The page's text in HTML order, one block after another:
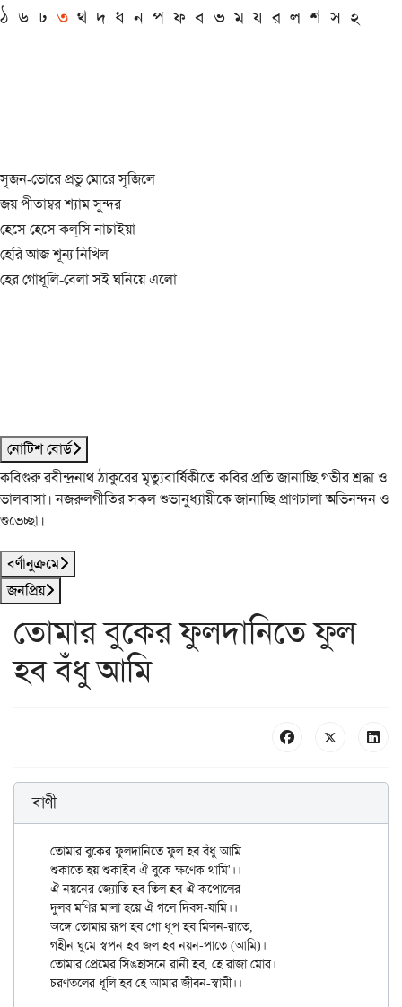
ঠ ড ঢ ত থ দ ধ ন প ফ ব ভ ম য র ল শ স হ
সৃজন-ভোরে প্রভু মোরে সৃজিলে
জয় পীতাম্বর শ্যাম সুন্দর
হেসে হেসে কল্‌সি নাচাইয়া
হেরি আজ শূন্য নিখিল
হের গোধূলি-বেলা সই ঘনিয়ে এলো
নোটিশ বোর্ড
কবিগুরু রবীন্দ্রনাথ ঠাকুরের মৃত্যুবার্ষিকীতে কবির প্রতি জানাচ্ছি গভীর শ্রদ্ধা ও
ভালবাসা। নজরুলগীতির সকল শুভানুধ্যায়ীকে জানাচ্ছি প্রাণঢালা অভিনন্দন ও
শুভেচ্ছা।
বর্ণানুক্রমে
জনপ্রিয়
তোমার বুকের ফুলদানিতে ফুল
হব বঁধু আমি
বাণী
তোমার বুকের ফুলদানিতে ফুল হব বঁধু আমি
শুকাতে হয় শুকাইব ঐ বুকে ক্ষণেক থামি'।।
ঐ নয়নের জ্যোতি হব তিল হব ঐ কপোলের
দুলব মণির মালা হয়ে ঐ গলে দিবস-যামি।।
অঙ্গে তোমার রূপ হব গো ধূপ হব মিলন-রাতে,
গহীন ঘুমে স্বপন হব জল হব নয়ন-পাতে (আমি)।
তোমার প্রেমের সিঙহাসনে রানী হব, হে রাজা মোর।